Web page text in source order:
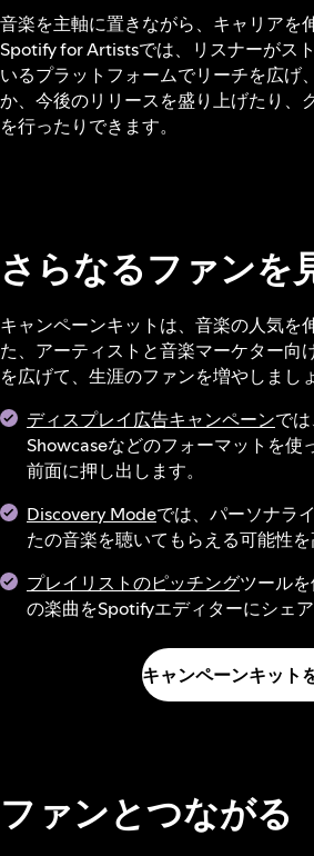
音楽を主軸に置きながら、キャリアを
Spotify for Artistsでは、リスナーがス
いるプラットフォームでリーチを広げ
か、今後のリリースを盛り上げたり、
を行ったりできます。
さらなるファンを
キャンペーンキットは、音楽の人気を
た、アーティストと音楽マーケター向
を広げて、生涯のファンを増やしましょ
ディスプレイ広告キャンペーンで
Showcaseなどのフォーマットを使
前面に押し出します。
Discovery Modeでは、パーソナラ
たの音楽を聴いてもらえる可能性を
プレイリストのピッチングツール
の楽曲をSpotifyエディターにシェア
キャンペーンキット
ファンとつながる